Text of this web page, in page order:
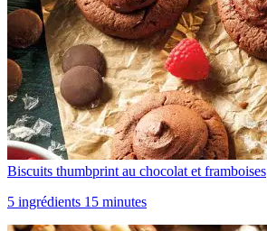
Biscuits thumbprint au chocolat et framboises
5 ingrédients 15 minutes